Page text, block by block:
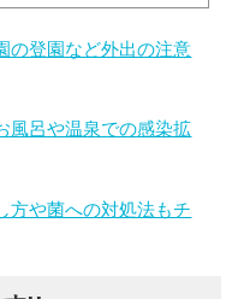
の登園など外出の注意
風呂や温泉での感染拡
方や菌への対処法もチ